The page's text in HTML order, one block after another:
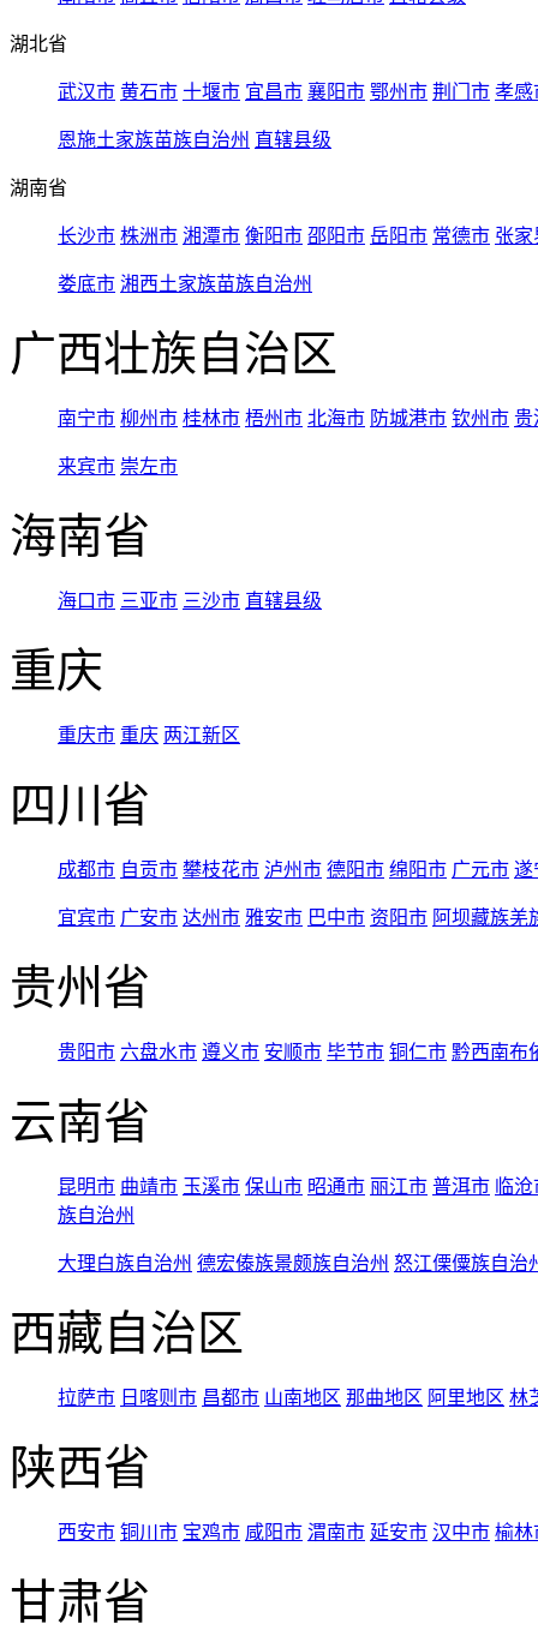
湖北省
武汉市 黄石市 十堰市 宜昌市 襄阳市 鄂州市 荆门市 孝感
恩施土家族苗族自治州 直辖县级
湖南省
长沙市 株洲市 湘潭市 衡阳市 邵阳市 岳阳市 常德市 张家
娄底市 湘西土家族苗族自治州
广西壮族自治区
南宁市 柳州市 桂林市 梧州市 北海市 防城港市 钦州市 贵
来宾市 崇左市
海南省
海口市 三亚市 三沙市 直辖县级
重庆
重庆市 重庆 两江新区
四川省
成都市 自贡市 攀枝花市 泸州市 德阳市 绵阳市 广元市 遂
宜宾市 广安市 达州市 雅安市 巴中市 资阳市 阿坝藏族羌
贵州省
贵阳市 六盘水市 遵义市 安顺市 毕节市 铜仁市 黔西南布
云南省
昆明市 曲靖市 玉溪市 保山市 昭通市 丽江市 普洱市 临
族自治州
大理白族自治州 德宏傣族景颇族自治州 怒江傈僳族自治
西藏自治区
拉萨市 日喀则市 昌都市 山南地区 那曲地区 阿里地区 林
陕西省
西安市 铜川市 宝鸡市 咸阳市 渭南市 延安市 汉中市 榆林
甘肃省